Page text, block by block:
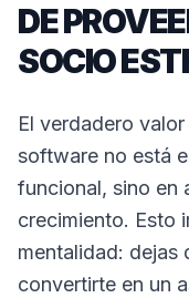
DE
SOCIO
El verdadero
software no está
funcional, sino en
crecimiento. Esto
mentalidad: dejas
convertirte en un